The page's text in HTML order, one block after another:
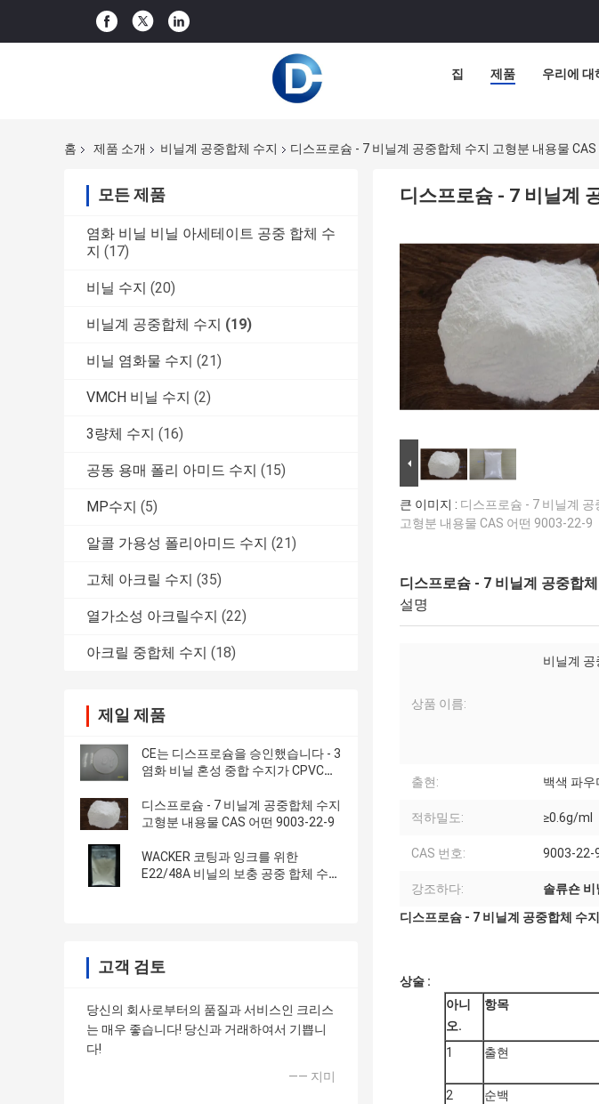
집 제품 우리에 대
홈 제품 소개 비닐계 공중합체 수지 디스프로슘 - 7 비닐계 공중합체 수지 고형분 내용물
모든 제품
염화 비닐 비닐 아세테이트 공중 합체 수
지 (17)
비닐 수지 (20)
비닐계 공중합체 수지 (19)
비닐 염화물 수지 (21)
VMCH 비닐 수지 (2)
3량체 수지 (16)
공동 용매 폴리 아미드 수지 (15)
MP수지 (5)
알콜 가용성 폴리아미드 수지 (21)
고체 아크릴 수지 (35)
열가소성 아크릴수지 (22)
아크릴 중합체 수지 (18)
제일 제품
CE는 디스프로슘을 승인했습니다 - 3
염화 비닐 혼성 중합 수지가 CPVC와
디스프로슘 - 7 비닐계 공중합체 수지
고형분 내용물 CAS 어떤 9003-22-9
WACKER 코팅과 잉크를 위한
E22/48A 비닐의 보충 공중 합체 수지
고객 검토
당신의 회사로부터의 품질과 서비스인 크리스
는 매우 좋습니다! 당신과 거래하여서 기쁩니
다!
—— 지미
디스프로슘 - 7 비닐계
큰 이미지 : 디스프로슘 - 7 비닐계 공
고형분 내용물 CAS 어떤 9003-22-9
디스프로슘 - 7 비닐계 공중합
설명
상품 이름:
비닐계 공
출현: 백색 파우
적하밀도: ≥0.6g/ml
CAS 번호: 9003-22-
강조하다: 솔류숀 비
디스프로슘 - 7 비닐계 공중합체 수
상술 :
아니
오.
항목
1 출현
2 순백